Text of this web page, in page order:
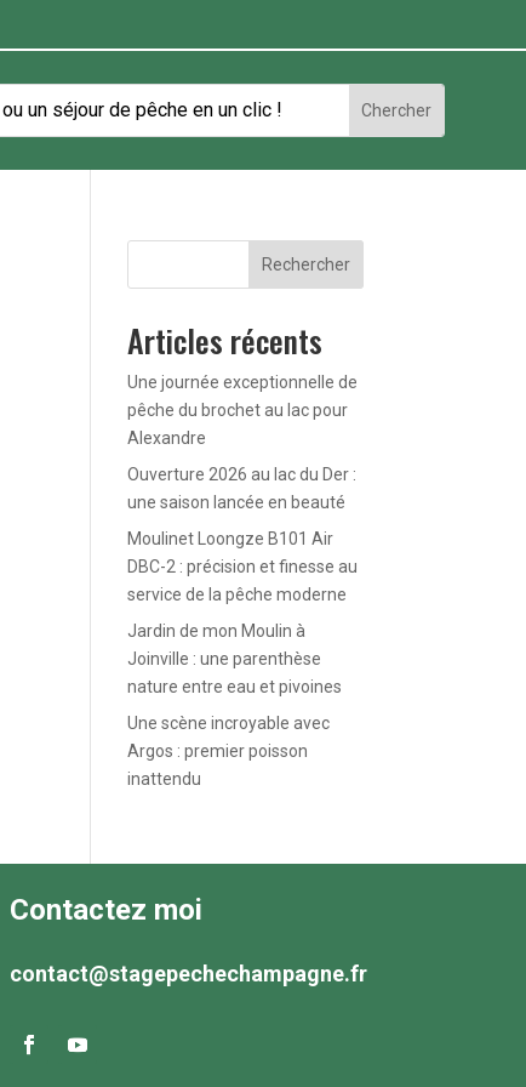
Rechercher
Articles récents
Une journée exceptionnelle de
pêche du brochet au lac pour
Alexandre
Ouverture 2026 au lac du Der :
une saison lancée en beauté
Moulinet Loongze B101 Air
DBC-2 : précision et finesse au
service de la pêche moderne
Jardin de mon Moulin à
Joinville : une parenthèse
nature entre eau et pivoines
Une scène incroyable avec
Argos : premier poisson
inattendu
Contactez moi
contact@stagepechechampagne.fr